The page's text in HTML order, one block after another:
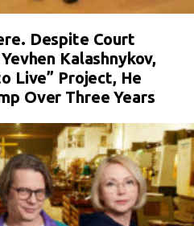
Despite Court
Kalashnykov,
Live” Project, He
Over Three Years